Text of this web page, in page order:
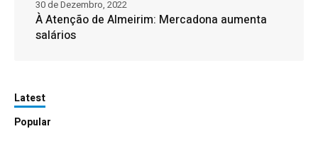
À Atenção de Almeirim: Mercadona aumenta
salários
30 de Dezembro, 2022
Latest
Popular